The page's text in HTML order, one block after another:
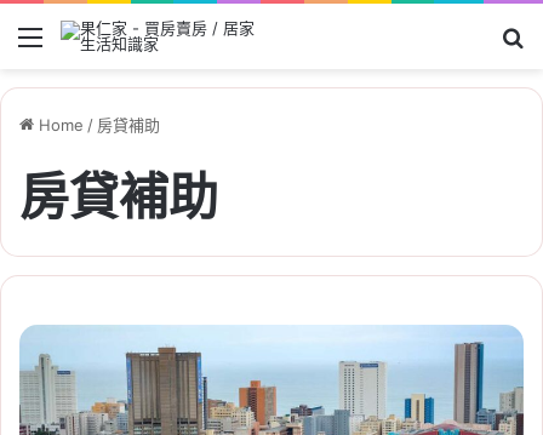
Menu
Home / 房貸補助
房貸補助